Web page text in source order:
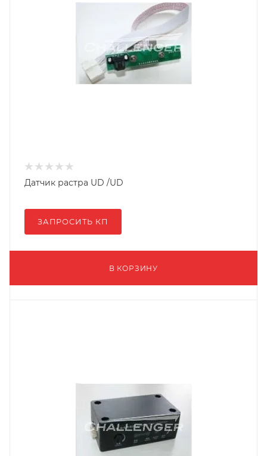
Датчик растра UD /UD
ЗАПРОСИТЬ КП
В КОРЗИНУ